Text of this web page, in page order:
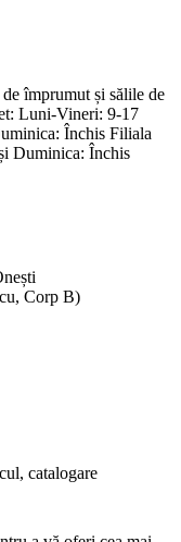
împrumut și sălile de
Luni-Vineri: 9-17
Închis Filiala
Duminica: Închis
Corp B)
catalogare